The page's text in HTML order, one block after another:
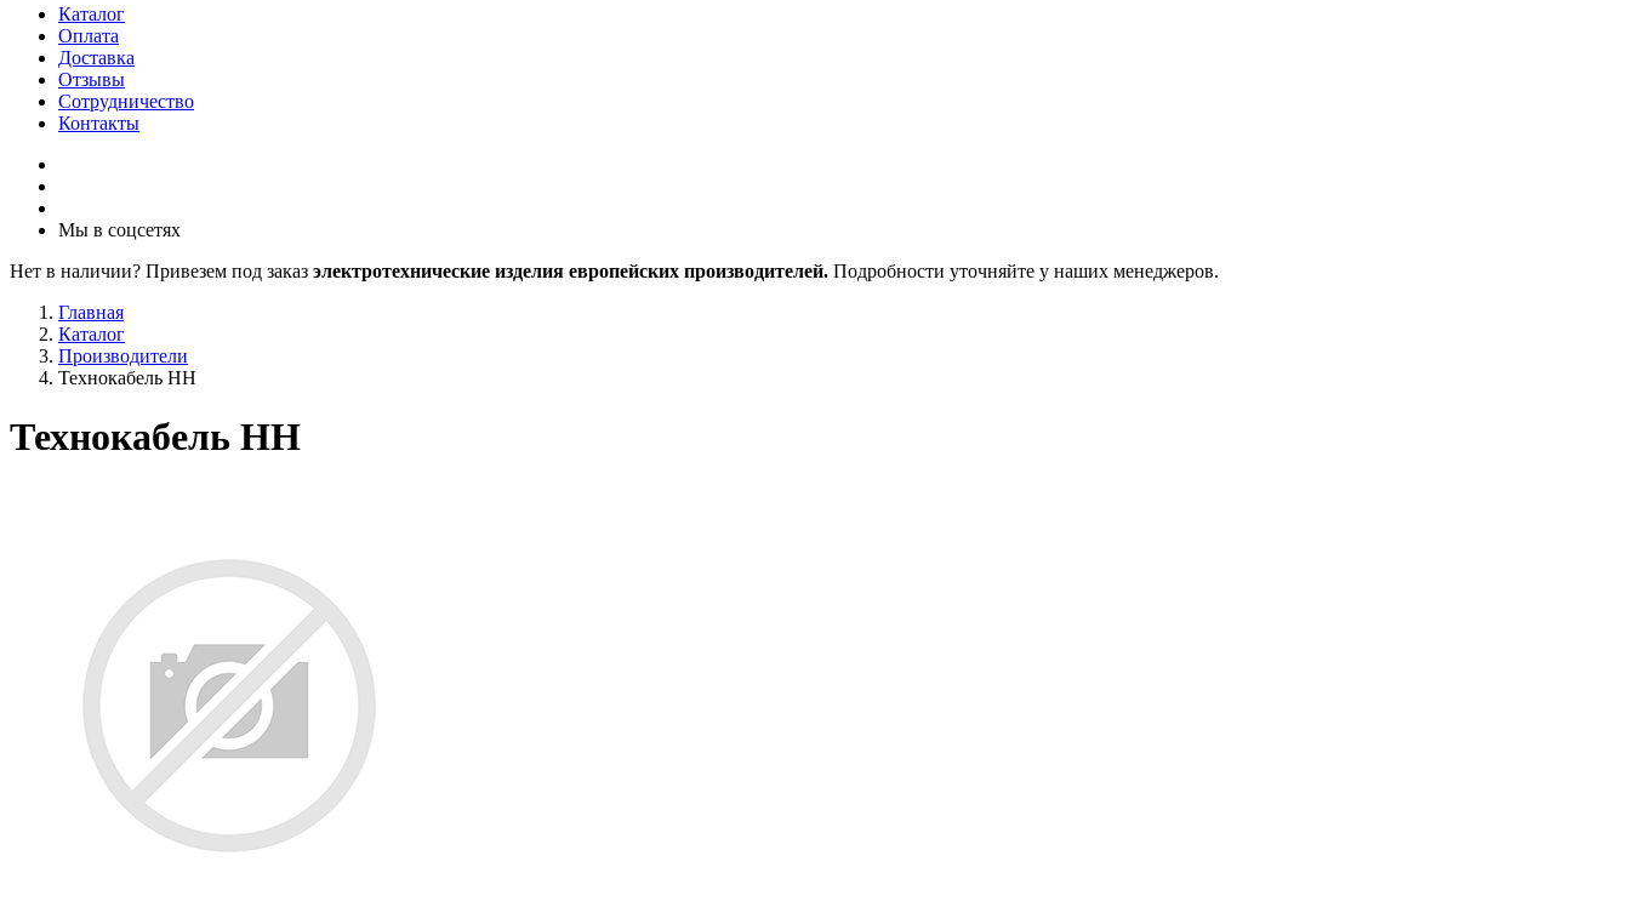
Каталог
Оплата
Доставка
Отзывы
Сотрудничество
Контакты
Мы в соцсетях
Нет в наличии? Привезем под заказ электротехнические изделия европейских производителей. Подробности уточняйте у наших менеджеров.
Главная
Каталог
Производители
Технокабель НН
Технокабель НН